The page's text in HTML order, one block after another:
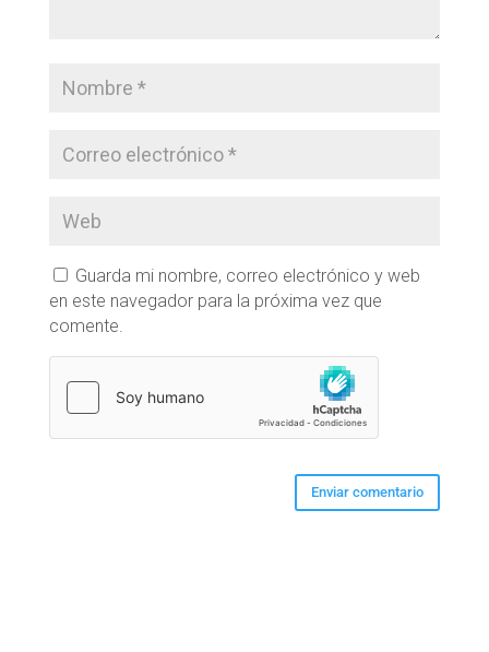
Guarda mi nombre, correo electrónico y web
en este navegador para la próxima vez que
comente.